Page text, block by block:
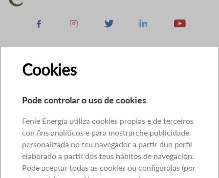
Facebook Instagram X Linkedin Youtube
Cookies
Pode controlar o uso de cookies
Feníe Energía utiliza cookies propias e de terceiros
con fins analíticos e para mostrarche publicidade
personalizada no teu navegador a partir dun perfil
elaborado a partir dos teus hábitos de navegación.
Pode aceptar todas as cookies ou configuralas (por